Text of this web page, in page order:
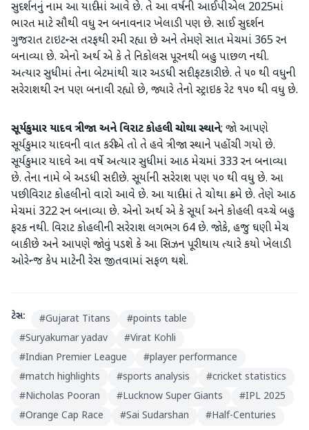
સુદર્શનનું નામ આ યાદીમાં આવે છે. તે આ વર્ષની આઈપીએલ 2025માં
ભારત માટે સૌથી વધુ રન બનાવનાર ખેલાડી પણ છે. સાઈ સુદર્શન
ગુજરાત ટાઇટન્સ તરફથી રમી રહ્યા છે અને તેમણે સાત મેચમાં 365 રન
બનાવ્યા છે. એનો અર્થ એ કે તે નિકોલસ પૂરનથી બહુ પાછળ નથી.
અત્યાર સુધીમાં તેના બેટમાંથી ચાર અડધી સદી ફટકારી છે. તે ૫૦ થી વધુની
સરેરાશથી રન પણ બનાવી રહ્યો છે, જ્યારે તેનો સ્ટ્રાઇક રેટ ૧૫૦ થી વધુ છે.
સૂર્યકુમાર યાદવ ત્રીજાઅનેવિરાટ કોહલી ચોથા સ્થાને; જો આપણે
સૂર્યકુમાર યાદવની વાત કરીએ તો તે હવે ત્રીજા સ્થાને પહોંચી ગયો છે.
સૂર્યકુમાર યાદવે આ વર્ષે અત્યાર સુધીમાં આઠ મેચમાં 333 રન બનાવ્યા
છે. તેના નામે બે અડધી સદી છે. સૂર્યાની સરેરાશ પણ ૫૦ થી વધુ છે. આ
પછી વિરાટ કોહલીનો વારો આવે છે. આ યાદીમાં તે ચોથા ક્રમે છે. તેણે આઠ
મેચમાં 322 રન બનાવ્યા છે. એનો અર્થ એ કે સૂર્યા અને કોહલી વચ્ચે બહુ
ફરક નથી. વિરાટ કોહલીની સરેરાશ લગભગ 64 છે. જોકે, હજુ ઘણી મેચ
બાકી છે અને આપણે જોવું પડશે કે આ સિઝન પૂરી થાય ત્યારે કયો ખેલાડી
ઓરેન્જ કેપ માટેની રેસ જીતવામાં સફળ થશે.
ટેગ્સ: #Gujarat Titans #points table
#Suryakumar yadav #Virat Kohli
#Indian Premier League #player performance
#match highlights #sports analysis #cricket statistics
#Nicholas Pooran #Lucknow Super Giants #IPL 2025
#Orange Cap Race #Sai Sudarshan #Half-Centuries